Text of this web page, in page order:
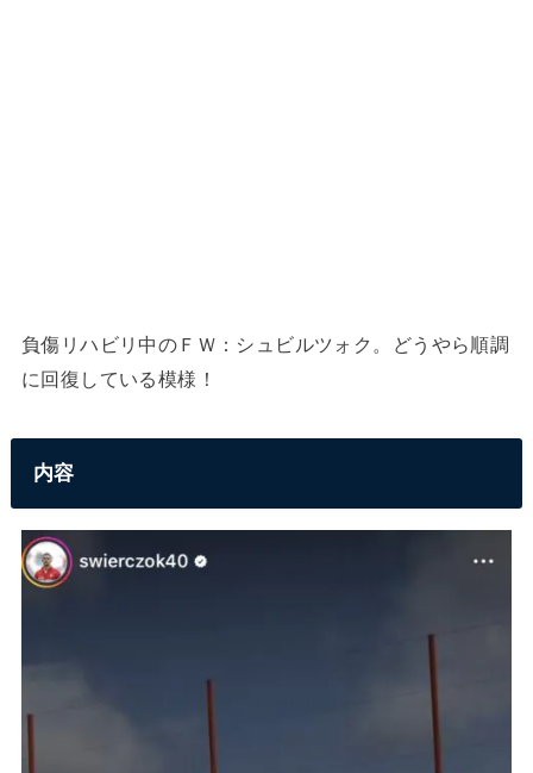
負傷リハビリ中のＦＷ：シュビルツォク。どうやら順調
に回復している模様！
内容